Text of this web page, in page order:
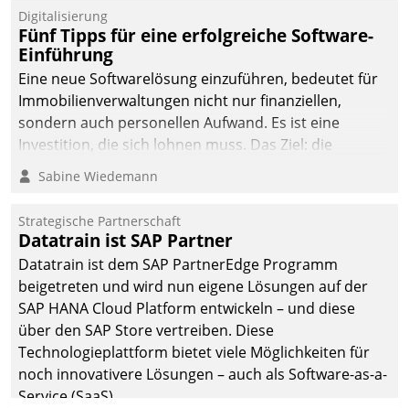
Digitalisierung
Fünf Tipps für eine erfolgreiche Software-
Einführung
Eine neue Softwarelösung einzuführen, bedeutet für
Immobilienverwaltungen nicht nur finanziellen,
sondern auch personellen Aufwand. Es ist eine
Investition, die sich lohnen muss. Das Ziel: die
nachhaltige Optimierung der Geschäftsabläufe. Damit
dieses Ziel erreicht wird, sollten einige Grundregeln
Sabine Wiedemann
Strategische Partnerschaft
Datatrain ist SAP Partner
Datatrain ist dem SAP PartnerEdge Programm
beigetreten und wird nun eigene Lösungen auf der
SAP HANA Cloud Platform entwickeln – und diese
über den SAP Store vertreiben. Diese
Technologieplattform bietet viele Möglichkeiten für
noch innovativere Lösungen – auch als Software-as-a-
Service (SaaS).